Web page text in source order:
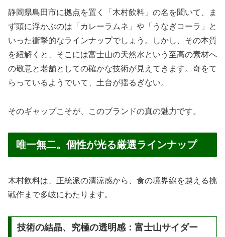
静岡県島田市に拠点を置く「木村飲料」の名を聞いて、ま
ず頭に浮かぶのは「カレーラムネ」や「うなぎコーラ」と
いった衝撃的なラインナップでしょう。しかし、その本質
を紐解くと、そこには富士山の天然水という至高の素材へ
の敬意と老舗としての確かな技術が見えてきます。奇をて
らっているようでいて、土台が揺るぎない。
そのギャップこそが、このブランドの真の魅力です。
唯一無二。個性が光る厳選ラインナップ
木村飲料は、正統派の清涼感から、食の境界線を越える挑
戦作まで多岐にわたります。
技術の結晶、究極の透明感：富士山サイダー